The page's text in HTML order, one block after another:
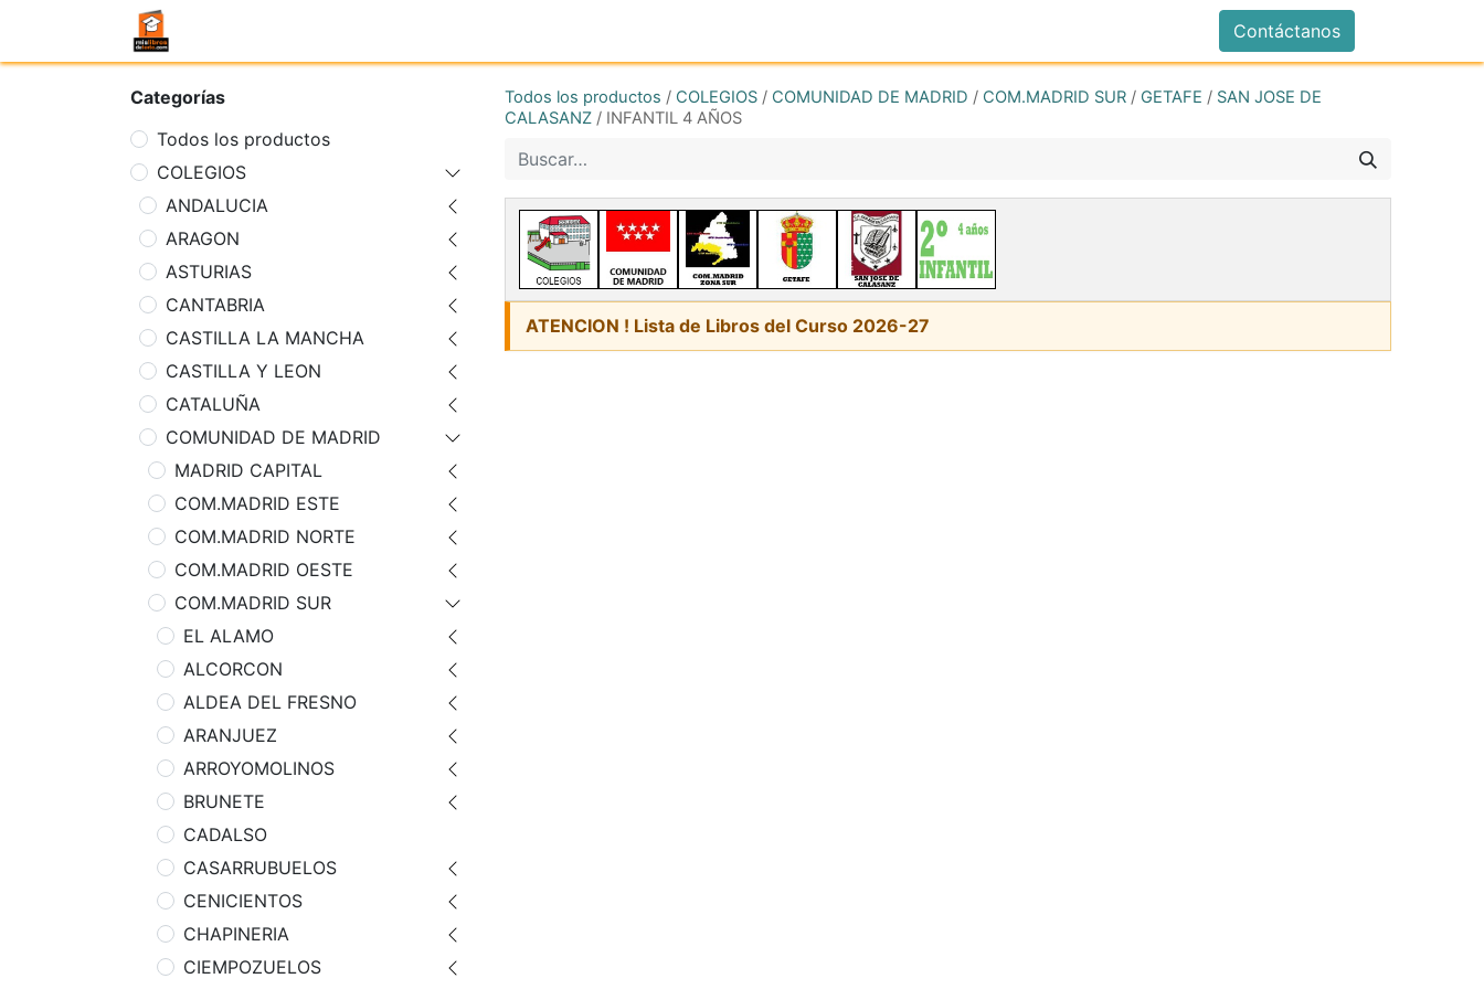
Contáctanos
Categorías
Todos los productos
COLEGIOS
ANDALUCIA
ARAGON
ASTURIAS
CANTABRIA
CASTILLA LA MANCHA
CASTILLA Y LEON
CATALUÑA
COMUNIDAD DE MADRID
MADRID CAPITAL
COM.MADRID ESTE
COM.MADRID NORTE
COM.MADRID OESTE
COM.MADRID SUR
EL ALAMO
ALCORCON
ALDEA DEL FRESNO
ARANJUEZ
ARROYOMOLINOS
BRUNETE
CADALSO
CASARRUBUELOS
CENICIENTOS
CHAPINERIA
CIEMPOZUELOS
Todos los productos / COLEGIOS / COMUNIDAD DE MADRID / COM.MADRID SUR / GETAFE / SAN JOSE DE
CALASANZ / INFANTIL 4 AÑOS
ATENCION ! Lista de Libros del Curso 2026-27